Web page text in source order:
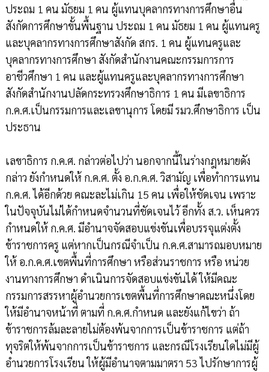
ประถม 1 คน มัธยม 1 คน ผู้แทนบุคลากรทางการศึกษาอื่น
สังกัดการศึกษาขั้นพื้นฐาน ประถม 1 คน มัธยม 1 คน ผู้แทนครู
และบุคลากรทางการศึกษาสังกัด สกร. 1 คน ผู้แทนครูและ
บุคลากรทางการศึกษา สังกัดสำนักงานคณะกรรมการการ
อาชีวศึกษา 1 คน และผู้แทนครูและบุคลากรทางการศึกษา
สังกัดสำนักงานปลัดกระทรวงศึกษาธิการ 1 คน มีเลขาธิการ
ก.ค.ศ.เป็นกรรมการและเลขานุการ โดยมี รมว.ศึกษาธิการ เป็น
ประธาน
เลขาธิการ ก.ค.ศ. กล่าวต่อไปว่า นอกจากนี้ในร่างกฎหมายดัง
กล่าว ยังกำหนดให้ ก.ค.ศ. ตั้ง อ.ก.ค.ศ. วิสามัญ เพื่อทำการแทน
ก.ค.ศ. ได้อีกด้วย คณะละไม่เกิน 15 คน เพื่อให้ชัดเจน เพราะ
ในปัจจุบันไม่ได้กำหนดจำนวนที่ชัดเจนไว้ อีกทั้ง ส.ว. เห็นควร
กำหนดให้ ก.ค.ศ. มีอำนาจจัดสอบแข่งขันเพื่อบรรจุแต่งตั้ง
ข้าราชการครู แต่หากเป็นกรณีจำเป็น ก.ค.ศ.สามารถมอบหมาย
ให้ อ.ก.ค.ศ.เขตพื้นที่การศึกษา หรือส่วนราชการ หรือ หน่วย
งานทางการศึกษา ดำเนินการจัดสอบแข่งขันได้ ให้มีคณะ
กรรมการสรรหาผู้อำนวยการเขตพื้นที่การศึกษาคณะหนึ่งโดย
ให้มีอำนาจหน้าที่ ตามที่ ก.ค.ศ.กำหนด และยังแก้ไขว่า ถ้า
ข้าราชการล้มละลายไม่ต้องพ้นจากการเป็นข้าราชการ แต่ถ้า
ทุจริตให้พ้นจากการเป็นข้าราชการ และกรณีโรงเรียนใดไม่มีผู้
อำนวยการโรงเรียน ให้ผู้มีอำนาจตามมาตรา 53 ไปรักษาการผู้